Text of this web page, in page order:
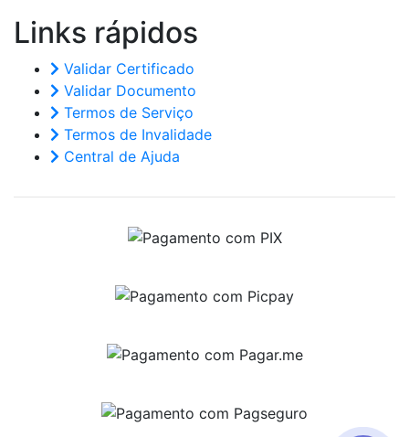
Links rápidos
Validar Certificado
Validar Documento
Termos de Serviço
Termos de Invalidade
Central de Ajuda